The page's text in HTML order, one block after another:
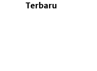
Terbaru